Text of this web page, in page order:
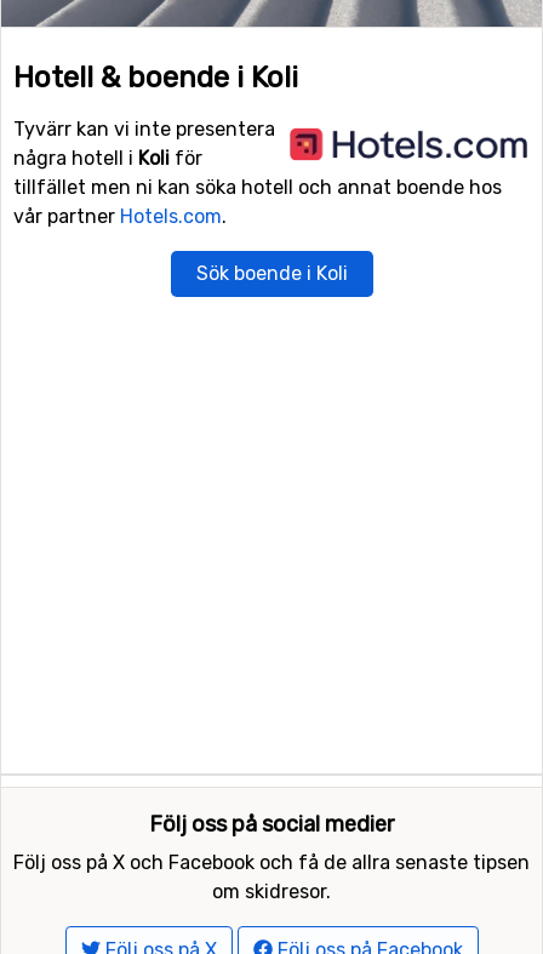
Hotell & boende i Koli
Tyvärr kan vi inte presentera
några hotell i Koli för
tillfället men ni kan söka hotell och annat boende hos
vår partner Hotels.com.
Sök boende i Koli
Följ oss på social medier
Följ oss på X och Facebook och få de allra senaste tipsen
om skidresor.